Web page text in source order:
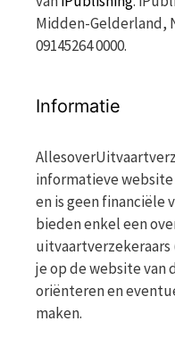
Midden-Gelderland,
09145264 0000.
Informatie
informatieve
en is geen financiële
bieden enkel een
je op de website van
oriënteren en
maken.